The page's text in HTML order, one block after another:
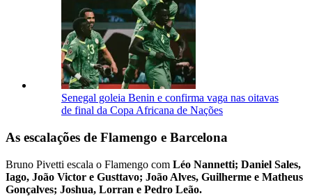
Senegal goleia Benin e confirma vaga nas oitavas
de final da Copa Africana de Nações
As escalações de Flamengo e Barcelona
Bruno Pivetti escala o Flamengo com Léo Nannetti; Daniel Sales,
Iago, João Victor e Gusttavo; João Alves, Guilherme e Matheus
Gonçalves; Joshua, Lorran e Pedro Leão.